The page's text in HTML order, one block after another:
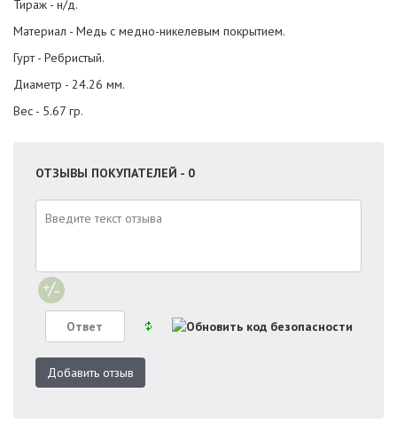
Тираж - н/д.
Материал - Медь с медно-никелевым покрытием.
Гурт - Ребристый.
Диаметр - 24.26 мм.
Вес - 5.67 гр.
ОТЗЫВЫ ПОКУПАТЕЛЕЙ - 0
Добавить отзыв